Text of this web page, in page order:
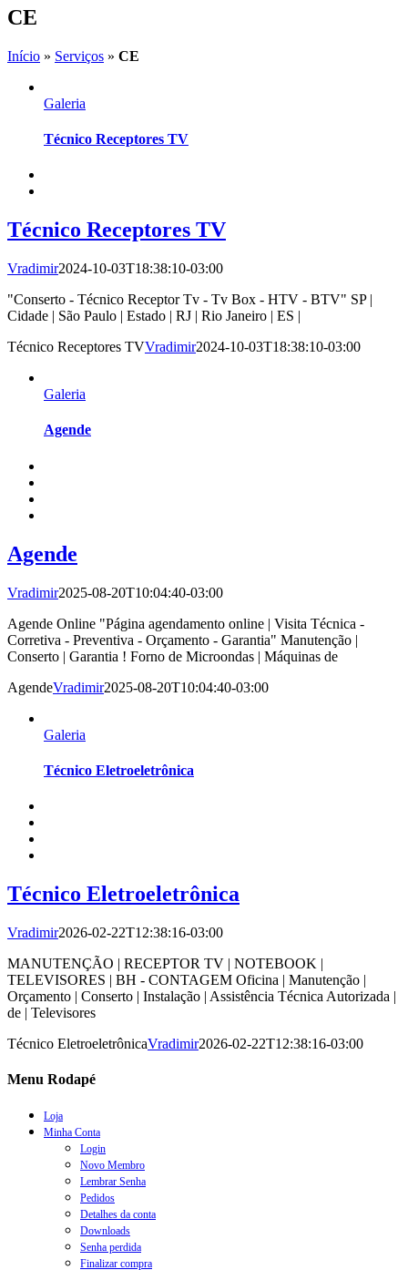
CE
Início » Serviços » CE
Galeria
Técnico Receptores TV
Técnico Receptores TV
Vradimir2024-10-03T18:38:10-03:00
"Conserto - Técnico Receptor Tv - Tv Box - HTV - BTV" SP |
Cidade | São Paulo | Estado | RJ | Rio Janeiro | ES |
Técnico Receptores TVVradimir2024-10-03T18:38:10-03:00
Galeria
Agende
Agende
Vradimir2025-08-20T10:04:40-03:00
Agende Online "Página agendamento online | Visita Técnica -
Corretiva - Preventiva - Orçamento - Garantia" Manutenção |
Conserto | Garantia ! Forno de Microondas | Máquinas de
AgendeVradimir2025-08-20T10:04:40-03:00
Galeria
Técnico Eletroeletrônica
Técnico Eletroeletrônica
Vradimir2026-02-22T12:38:16-03:00
MANUTENÇÃO | RECEPTOR TV | NOTEBOOK |
TELEVISORES | BH - CONTAGEM Oficina | Manutenção |
Orçamento | Conserto | Instalação | Assistência Técnica Autorizada |
de | Televisores
Técnico EletroeletrônicaVradimir2026-02-22T12:38:16-03:00
Menu Rodapé
Loja
Minha Conta
Login
Novo Membro
Lembrar Senha
Pedidos
Detalhes da conta
Downloads
Senha perdida
Finalizar compra